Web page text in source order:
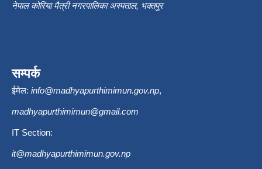
नेपाल कोरिया मैत्री नगरपालिका अस्पताल, भक्तपुर
सम्पर्क
ईमेल: info@madhyapurthimimun.gov.np,
madhyapurthimimun@gmail.com
IT Section:
it@madhyapurthimimun.gov.np